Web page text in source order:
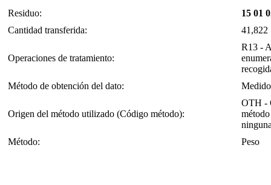
Residuo:
15 01
Cantidad transferida:
41,822
Operaciones de tratamiento:
R13 -
Método de obtención del dato:
Medido
Origen del método utilizado (Código método):
OTH -
Método:
Peso